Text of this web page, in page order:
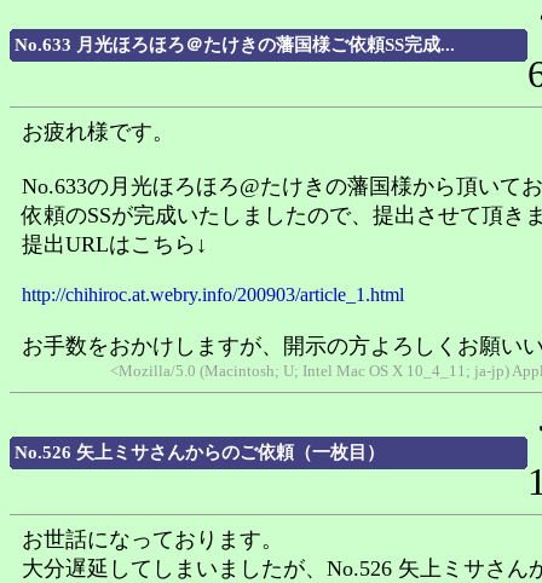
No.633 月光ほろほろ＠たけきの藩国様ご依頼SS完成...
お疲れ様です。
No.633の月光ほろほろ@たけきの藩国様から頂いて
依頼のSSが完成いたしましたので、提出させて頂き
提出URLはこちら↓
http://chihiroc.at.webry.info/200903/article_1.html
お手数をおかけしますが、開示の方よろしくお願い
<Mozilla/5.0 (Macintosh; U; Intel Mac OS X 10_4_11; ja-jp)
No.526 矢上ミサさんからのご依頼（一枚目）
お世話になっております。
大分遅延してしまいましたが、No.526 矢上ミサさん